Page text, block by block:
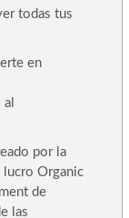
todas tus
en
por la
Organic
de
las